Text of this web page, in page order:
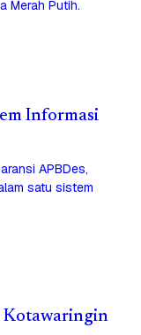
Merah Putih.
Informasi
APBDes,
satu sistem
Kotawaringin